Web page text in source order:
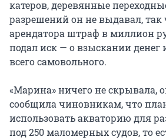
катеров, деревянные
разрешений он не выдавал, так
арендатора штраф в миллион
подал иск — о взыскании денег
всего самовольного.
«Марина» ничего не скрывала,
сообщила чиновникам, что
использовать акваторию для
под 250 маломерных судов, то